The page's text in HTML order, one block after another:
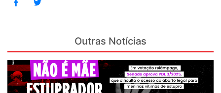
Outras Notícias